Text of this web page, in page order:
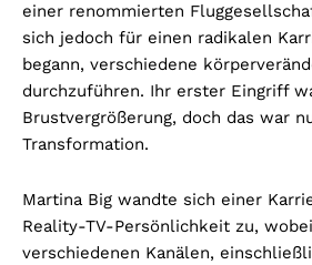
einer renommierten
sich jedoch für einen radikalen
begann, verschiedene
durchzuführen. Ihr erster Eingriff
Brustvergrößerung, doch das war
Transformation.
Martina Big wandte sich einer
Reality-TV-Persönlichkeit zu,
verschiedenen Kanälen,